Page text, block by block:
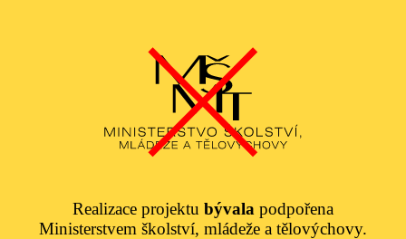
Realizace projektu bývala podpořena
Ministerstvem školství, mládeže a tělovýchovy.